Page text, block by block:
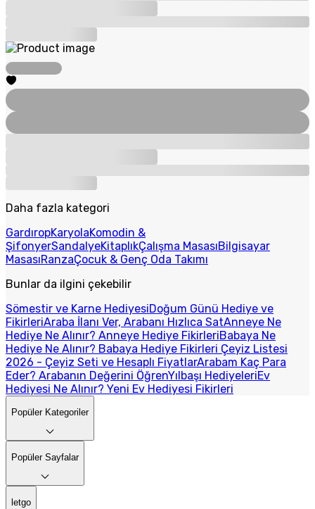
Daha fazla kategori
GardıropKaryolaKomodin &
ŞifonyerSandalyeKitaplıkÇalışma MasasıBilgisayar
MasasıRanzaÇocuk & Genç Oda Takımı
Bunlar da ilgini çekebilir
Sömestir ve Karne HediyesiDoğum Günü Hediye ve
FikirleriAraba İlanı Ver, Arabanı Hızlıca SatAnneye Ne
Hediye Ne Alınır? Anneye Hediye FikirleriBabaya Ne
Hediye Ne Alınır? Babaya Hediye Fikirleri Çeyiz Listesi
2026 - Çeyiz Seti ve Hesaplı FiyatlarArabam Kaç Para
Eder? Arabanın Değerini ÖğrenYılbaşı HediyeleriEv
Hediyesi Ne Alınır? Yeni Ev Hediyesi Fikirleri
Popüler Kategoriler
Popüler Sayfalar
letgo